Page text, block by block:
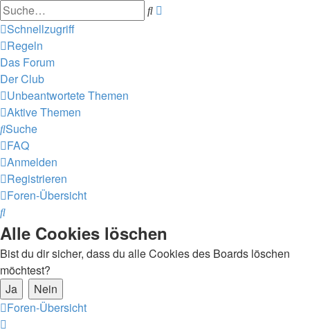
Suche
Schnellzugriff
Regeln
Das Forum
Der Club
Unbeantwortete Themen
Aktive Themen
Suche
FAQ
Anmelden
Registrieren
Foren-Übersicht
Suche
Alle Cookies löschen
Bist du dir sicher, dass du alle Cookies des Boards löschen
möchtest?
Foren-Übersicht